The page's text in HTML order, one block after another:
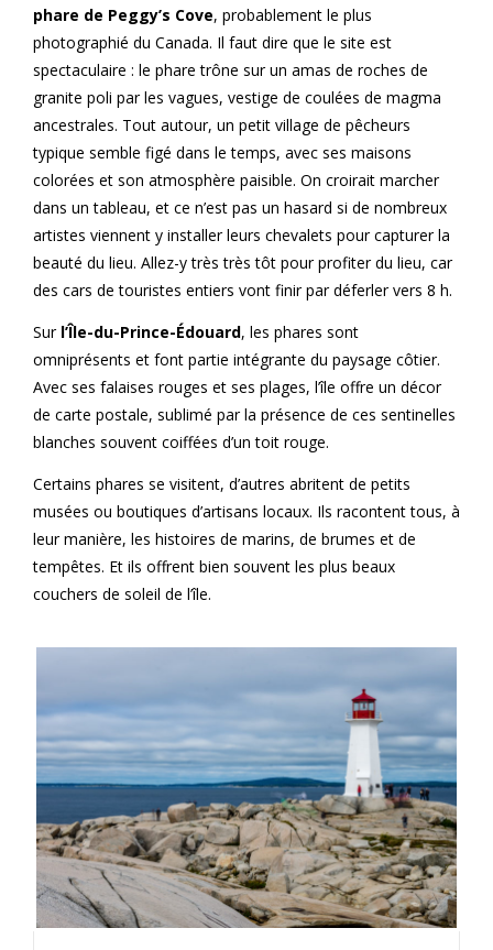
phare de Peggy’s Cove, probablement le plus
photographié du Canada. Il faut dire que le site est
spectaculaire : le phare trône sur un amas de roches de
granite poli par les vagues, vestige de coulées de magma
ancestrales. Tout autour, un petit village de pêcheurs
typique semble figé dans le temps, avec ses maisons
colorées et son atmosphère paisible. On croirait marcher
dans un tableau, et ce n’est pas un hasard si de nombreux
artistes viennent y installer leurs chevalets pour capturer la
beauté du lieu. Allez-y très très tôt pour profiter du lieu, car
des cars de touristes entiers vont finir par déferler vers 8 h.
Sur l’Île-du-Prince-Édouard, les phares sont
omniprésents et font partie intégrante du paysage côtier.
Avec ses falaises rouges et ses plages, l’île offre un décor
de carte postale, sublimé par la présence de ces sentinelles
blanches souvent coiffées d’un toit rouge.
Certains phares se visitent, d’autres abritent de petits
musées ou boutiques d’artisans locaux. Ils racontent tous, à
leur manière, les histoires de marins, de brumes et de
tempêtes. Et ils offrent bien souvent les plus beaux
couchers de soleil de l’île.